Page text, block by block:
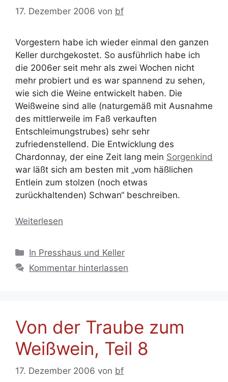
17. Dezember 2006 von bf
Vorgestern habe ich wieder einmal den ganzen
Keller durchgekostet. So ausführlich habe ich
die 2006er seit mehr als zwei Wochen nicht
mehr probiert und es war spannend zu sehen,
wie sich die Weine entwickelt haben. Die
Weißweine sind alle (naturgemäß mit Ausnahme
des mittlerweile im Faß verkauften
Entschleimungstrubes) sehr sehr
zufriedenstellend. Die Entwicklung des
Chardonnay, der eine Zeit lang mein Sorgenkind
war läßt sich am besten mit „vom häßlichen
Entlein zum stolzen (noch etwas
zurückhaltenden) Schwan“ beschreiben.
Weiterlesen
Kategorien
In Presshaus und Keller
Kommentar hinterlassen
Von der Traube zum
Weißwein, Teil 8
17. Dezember 2006 von bf